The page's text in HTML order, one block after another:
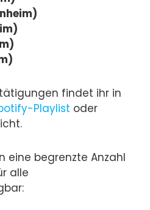
findet ihr in
Playlist oder
eine begrenzte Anzahl
alle